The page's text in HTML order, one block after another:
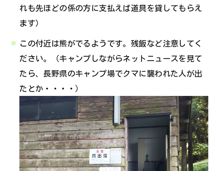
れも先ほどの係の方に支払えば道具を貸してもらえ
ます）
この付近は熊がでるようです。残飯など注意してく
ださい。（キャンプしながらネットニュースを見て
たら、長野県のキャンプ場でクマに襲われた人が出
たとか・・・・）